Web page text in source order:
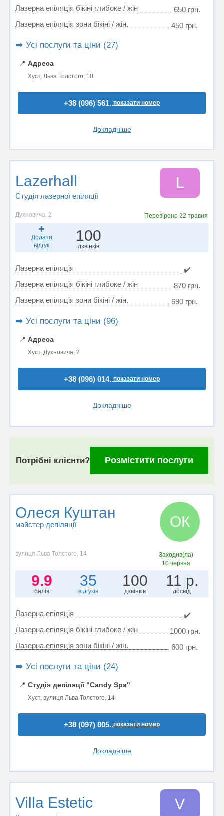
Лазерна епіляція бікіні глибоке / жін
650 грн.
Лазерна епіляція зони бікіні / жін.
450 грн.
➡️ Усі послуги та ціни (27)
📍 Адреса
Хуст, Льва Толстого, 10
+38 (096) 561..показати номер
Докладніше
Lazerhall
Студія лазерної епіляції
L
Духновича, 2 Перевірено22 травня
Додати
відгук
100
дзвінків
Лазерна епіляція
✔️
Лазерна епіляція бікіні глибоке / жін
870 грн.
Лазерна епіляція зони бікіні / жін.
690 грн.
➡️ Усі послуги та ціни (96)
📍 Адреса
Хуст, Духновича, 2
+38 (096) 014..показати номер
Докладніше
Потрібні клієнти? Розмістити послуги
Олеся Куштан
майстер депіляції ОК
вулиця Льва Толстого, 14
Заходив(ла)
10 червня
9.9
балів
35
відгуків
100
дзвінків
11 р.
досвід
Лазерна епіляція
✔️
Лазерна епіляція бікіні глибоке / жін
1000 грн.
Лазерна епіляція зони бікіні / жін.
600 грн.
➡️ Усі послуги та ціни (24)
📍 Студія депіляції "Candy Spa"
Хуст, вулиця Льва Толстого, 14
+38 (097) 805..показати номер
Докладніше
Villa Estetic V